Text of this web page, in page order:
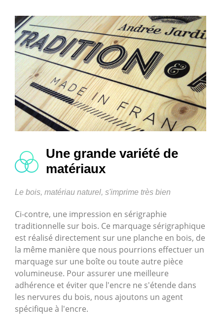
Une grande variété de
matériaux
Le bois, matériau naturel, s'imprime très bien
Ci-contre, une impression en sérigraphie
traditionnelle sur bois. Ce marquage sérigraphique
est réalisé directement sur une planche en bois, de
la même manière que nous pourrions effectuer un
marquage sur une boîte ou toute autre pièce
volumineuse. Pour assurer une meilleure
adhérence et éviter que l'encre ne s'étende dans
les nervures du bois, nous ajoutons un agent
spécifique à l'encre.